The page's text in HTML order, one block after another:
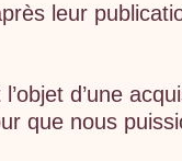
leur
d’une
que nous